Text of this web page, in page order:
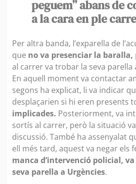
peguem” abans de
a la cara en ple
Per altra banda, l’exparella de
que no va presenciar la baralla,
al carrer va trobar la seva parella
En aquell moment va contactar
segons ha explicat, li va indicar
desplaçarien si hi eren presents
implicades. Posteriorment, va
sortís al carrer, però la situació
discussió. També ha assenyalat
ell més tard, aquest va negar els
manca d’intervenció policial,
seva parella a Urgències.